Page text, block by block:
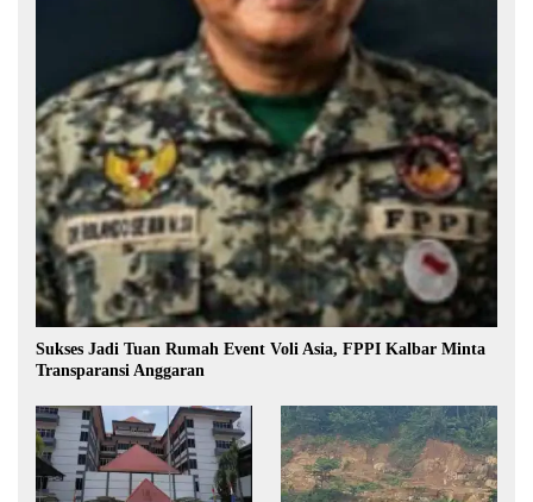
Sukses Jadi Tuan Rumah Event Voli Asia, FPPI Kalbar Minta
Transparansi Anggaran